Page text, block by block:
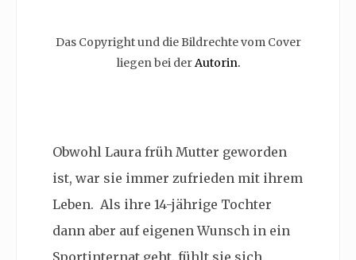
Das Copyright und die Bildrechte vom Cover
liegen bei derAutorin.
Obwohl Laura früh Mutter geworden
ist, war sie immer zufrieden mit ihrem
Leben. Als ihre 14-jährige Tochter
dann aber auf eigenen Wunsch in ein